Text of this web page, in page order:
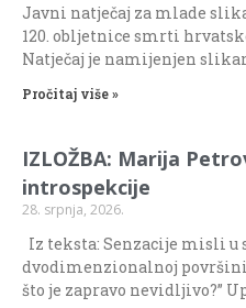
Javni natječaj za mlade
120. obljetnice smrti
Natječaj je namijenjen
Pročitaj više »
IZLOŽBA: Marija
introspekcije
28. srpnja, 2026.
Iz teksta: Senzacije misli u
dvodimenzionalnoj
što je zapravo nevidljivo?”